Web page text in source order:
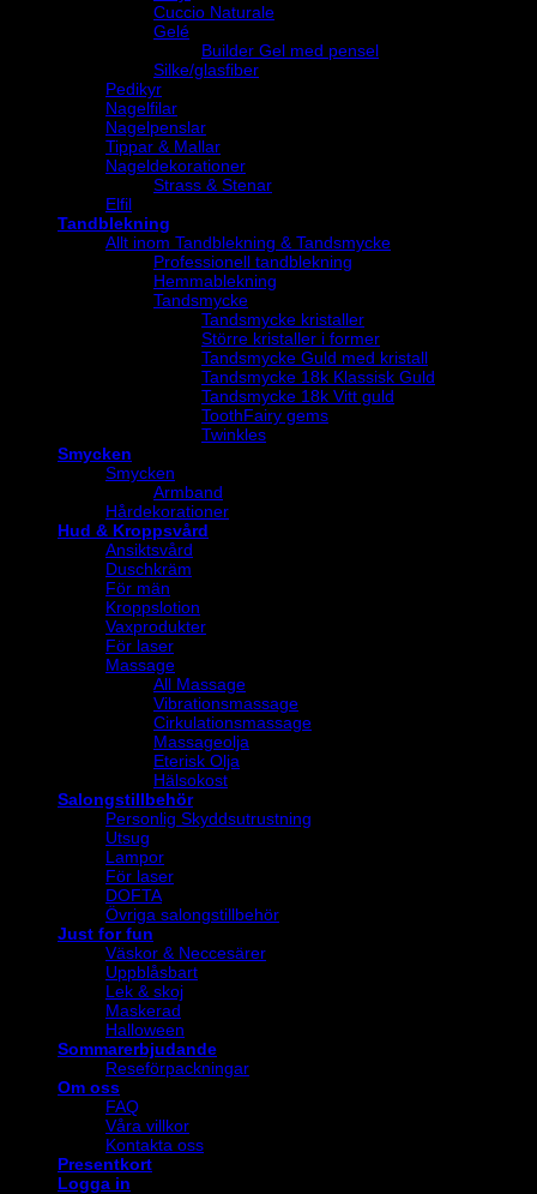
Cuccio Naturale
Gelé
Builder Gel med pensel
Silke/glasfiber
Pedikyr
Nagelfilar
Nagelpenslar
Tippar & Mallar
Nageldekorationer
Strass & Stenar
Elfil
Tandblekning
Allt inom Tandblekning & Tandsmycke
Professionell tandblekning
Hemmablekning
Tandsmycke
Tandsmycke kristaller
Större kristaller i former
Tandsmycke Guld med kristall
Tandsmycke 18k Klassisk Guld
Tandsmycke 18k Vitt guld
ToothFairy gems
Twinkles
Smycken
Smycken
Armband
Hårdekorationer
Hud & Kroppsvård
Ansiktsvård
Duschkräm
För män
Kroppslotion
Vaxprodukter
För laser
Massage
All Massage
Vibrationsmassage
Cirkulationsmassage
Massageolja
Eterisk Olja
Hälsokost
Salongstillbehör
Personlig Skyddsutrustning
Utsug
Lampor
För laser
DOFTA
Övriga salongstillbehör
Just for fun
Väskor & Neccesärer
Uppblåsbart
Lek & skoj
Maskerad
Halloween
Sommarerbjudande
Reseförpackningar
Om oss
FAQ
Våra villkor
Kontakta oss
Presentkort
Logga in